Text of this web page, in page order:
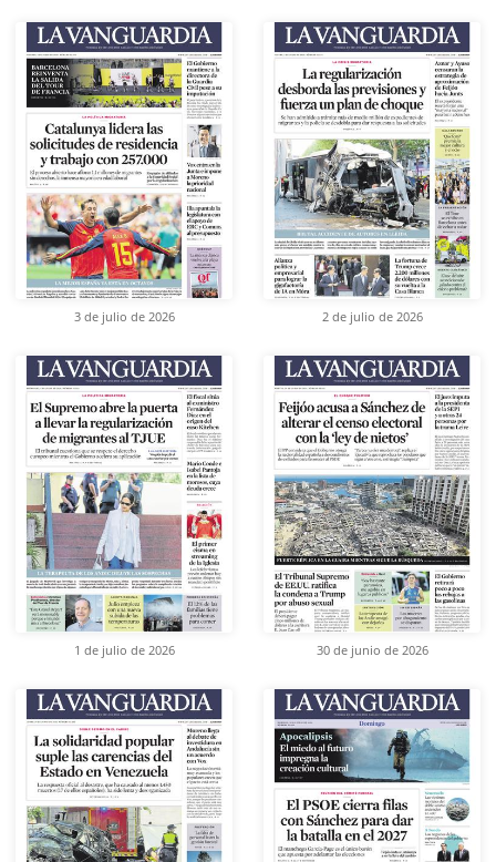
3 de julio de 2026 2 de julio de 2026
1 de julio de 2026 30 de junio de 2026